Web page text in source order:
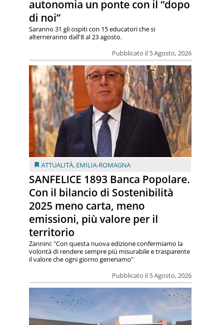
autonomia un ponte con il “dopo
di noi”
Pubblicato il 5 Agosto, 2026
Saranno 31 gli ospiti con 15 educatori che si
alterneranno dall'8 al 23 agosto.
ATTUALITÀ, EMILIA-ROMAGNA
SANFELICE 1893 Banca Popolare.
Con il bilancio di Sostenibilità
2025 meno carta, meno
emissioni, più valore per il
territorio
Pubblicato il 5 Agosto, 2026
Zannini: "Con questa nuova edizione confermiamo la
volontà di rendere sempre più misurabile e trasparente
il valore che ogni giorno generiamo"